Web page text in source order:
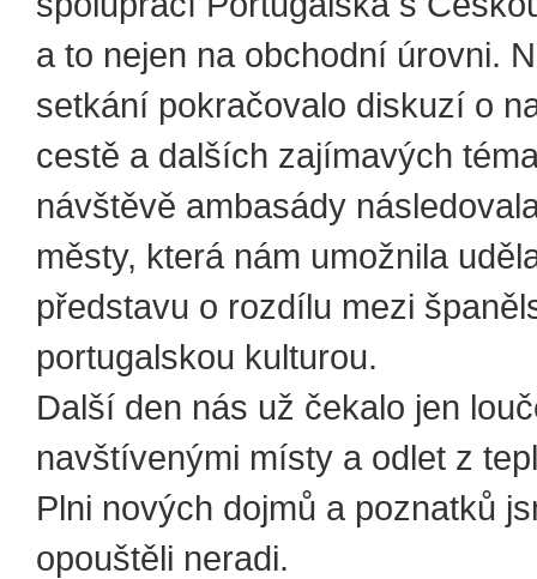
a to nejen na obchodní úrovni.
setkání pokračovalo diskuzí o
cestě a dalších zajímavých
návštěvě ambasády
městy, která nám umožnila
představu o rozdílu mezi
portugalskou kulturou.
Další den nás už čekalo jen
navštívenými místy a odlet z
Plni nových dojmů a poznatků
opouštěli neradi.